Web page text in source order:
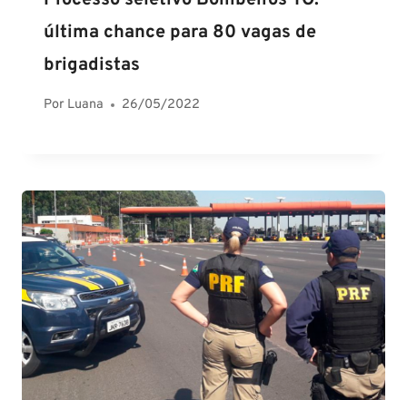
última chance para 80 vagas de
brigadistas
Por Luana 26/05/2022